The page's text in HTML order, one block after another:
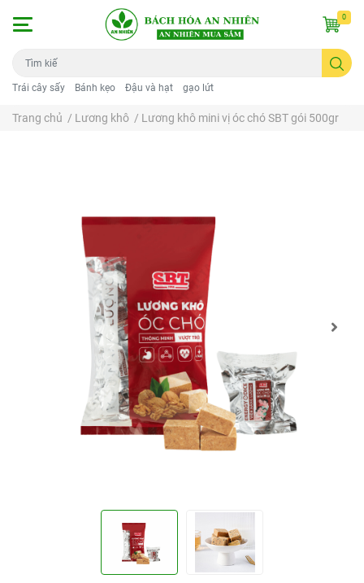
Trái cây sấy Bánh kẹo Đậu và hạt gạo lứt
0
Trang chủ / Lương khô / Lương khô mini vị óc chó SBT gói 500gr